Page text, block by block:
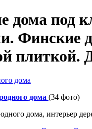
дома под
Финские
плиткой.
дома (34 фото)
дома, интерьер